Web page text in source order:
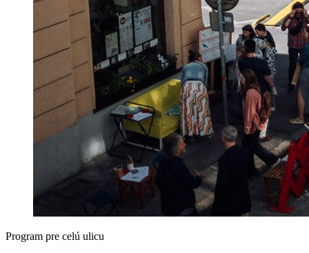
Program pre celú ulicu